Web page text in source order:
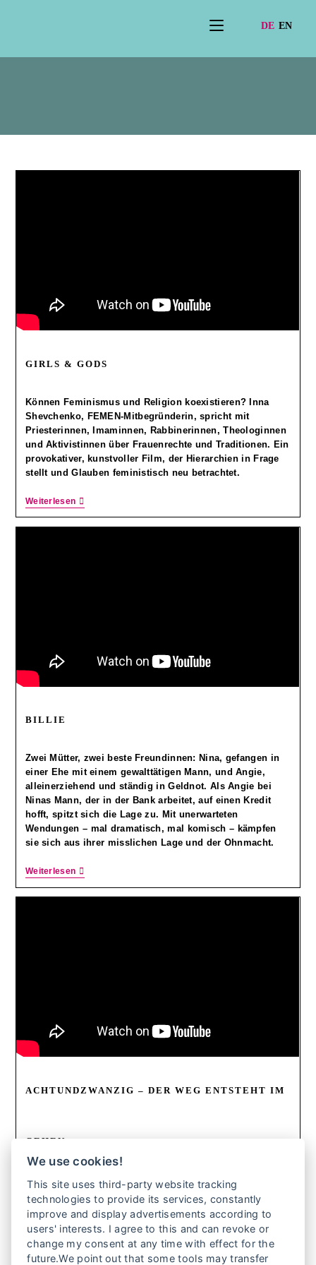
GIRLS & GODS
Können Feminismus und Religion koexistieren? Inna
Shevchenko, FEMEN-Mitbegründerin, spricht mit
Priesterinnen, Imaminnen, Rabbinerinnen, Theologinnen
und Aktivistinnen über Frauenrechte und Traditionen. Ein
provokativer, kunstvoller Film, der Hierarchien in Frage
stellt und Glauben feministisch neu betrachtet.
Weiterlesen
BILLIE
Zwei Mütter, zwei beste Freundinnen: Nina, gefangen in
einer Ehe mit einem gewalttätigen Mann, und Angie,
alleinerziehend und ständig in Geldnot. Als Angie bei
Ninas Mann, der in der Bank arbeitet, auf einen Kredit
hofft, spitzt sich die Lage zu. Mit unerwarteten
Wendungen – mal dramatisch, mal komisch – kämpfen
sie sich aus ihrer misslichen Lage und der Ohnmacht.
Weiterlesen
ACHTUNDZWANZIG – DER WEG ENTSTEHT IM
GEHEN
Sein eigenes Kind aufwachsen zu sehen, obwohl man
selbst noch mitten im Erwachsenwerden steckt, ist ein
seltsames Gefühl. Fabienne, Laura, Steffi und Lisa
werden alle schon als Teenagerinnen schwanger und
entscheiden sich für ihr Kind. Vom Umfeld beäugt, gehen
sie ihren eigenen Weg – als Mütter, als Frauen und als
We use cookies!
This site uses third-party website tracking
technologies to provide its services, constantly
improve and display advertisements according to
users' interests. I agree to this and can revoke or
change my consent at any time with effect for the
future.We point out that some tools may transfer